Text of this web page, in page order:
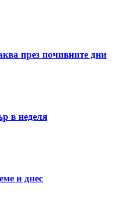
през почивните дни
в неделя
и днес